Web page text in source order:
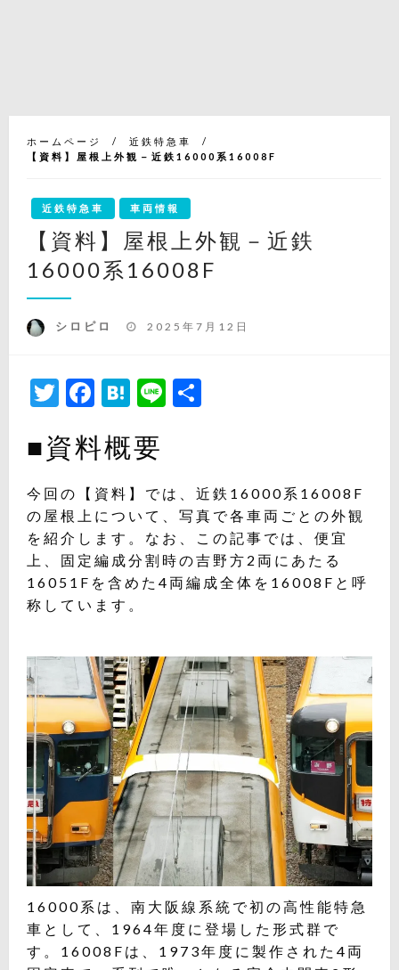
ホームページ
近鉄特急車
【資料】屋根上外観－近鉄16000系16008F
近鉄特急車 車両情報
【資料】屋根上外観－近鉄
16000系16008F
シロピロ
投
2025年7月12日
Twitter
Facebook
Hatena
Line
■資料概要
今回の【資料】では、近鉄16000系16008F
の屋根上について、写真で各車両ごとの外観
を紹介します。なお、この記事では、便宜
上、固定編成分割時の吉野方2両にあたる
16051Fを含めた4両編成全体を16008Fと呼
称しています。
16000系は、南大阪線系統で初の高性能特急
車として、1964年度に登場した形式群で
す。16008Fは、1973年度に製作された4両